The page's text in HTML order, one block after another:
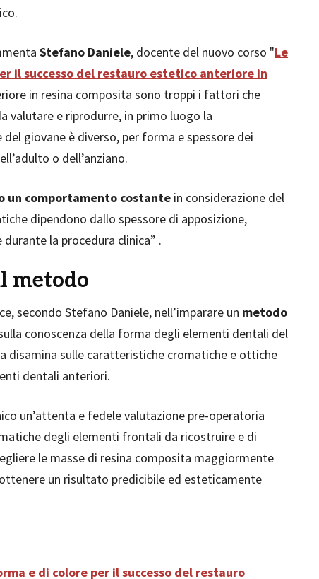
Stefano Daniele, docente del nuovo corso "Le
il successo del restauro estetico anteriore in
in resina composita sono troppi i fattori che
valutare e riprodurre, in primo luogo la
giovane è diverso, per forma e spessore dei
o dell’anziano.
un comportamento costante in considerazione del
dipendono dallo spessore di apposizione,
la procedura clinica” .
metodo
secondo Stefano Daniele, nell’imparare un metodo
conoscenza della forma degli elementi dentali del
disamina sulle caratteristiche cromatiche e ottiche
dentali anteriori.
un’attenta e fedele valutazione pre-operatoria
degli elementi frontali da ricostruire e di
le masse di resina composita maggiormente
un risultato predicibile ed esteticamente
e di colore per il successo del restauro